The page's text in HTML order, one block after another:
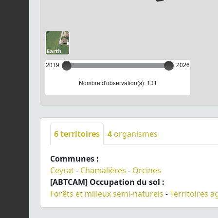
2019 2026
Nombre d'observation(s): 131
6territoires 4 organismes
Communes :
Ceyrat- Chamalières - Orcines
[ABTCAM] Occupation du sol :
Forêts et milieux semi-naturels -Territoires